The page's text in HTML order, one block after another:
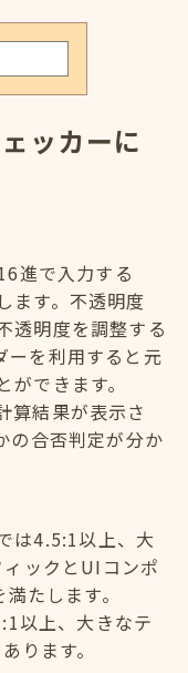
ッカーに
進で入力する
ます。不透明度
透明度を調整する
ーを利用すると元
できます。
算結果が表示さ
の合否判定が分か
は4.5:1以上、大
ックとUIコンポ
たします。
以上、大きなテ
ります。